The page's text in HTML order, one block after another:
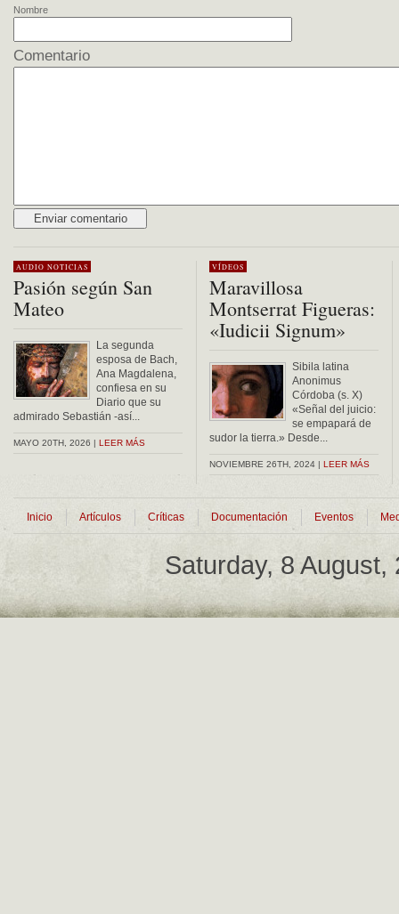
Nombre
Comentario
AUDIO NOTICIAS
Pasión según San
Mateo
La segunda
esposa de Bach,
Ana Magdalena,
confiesa en su
Diario que su
admirado Sebastián -así...
MAYO 20TH, 2026 | LEER MÁS
VÍDEOS
Maravillosa
Montserrat Figueras:
«Iudicii Signum»
Sibila latina
Anonimus
Córdoba (s. X)
«Señal del juicio:
se empapará de
sudor la tierra.» Desde...
NOVIEMBRE 26TH, 2024 | LEER MÁS
Inicio Artículos Críticas Documentación Eventos
Saturday, 8